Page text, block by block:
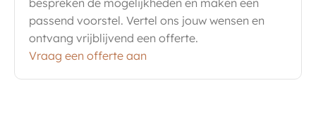
bespreken de mogelijkheden en maken een
passend voorstel. Vertel ons jouw wensen en
ontvang vrijblijvend een offerte.
Vraag een offerte aan